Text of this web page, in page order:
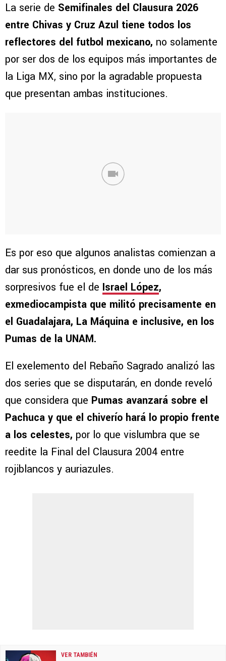
La serie de Semifinales del Clausura 2026
entre Chivas y Cruz Azul tiene todos los
reflectores del futbol mexicano, no solamente
por ser dos de los equipos más importantes de
la Liga MX, sino por la agradable propuesta
que presentan ambas instituciones.
Es por eso que algunos analistas comienzan a
dar sus pronósticos, en donde uno de los más
sorpresivos fue el de Israel López,
exmediocampista que militó precisamente en
el Guadalajara, La Máquina e inclusive, en los
Pumas de la UNAM.
El exelemento del Rebaño Sagrado analizó las
dos series que se disputarán, en donde reveló
que considera que Pumas avanzará sobre el
Pachuca y que el chiverío hará lo propio frente
a los celestes, por lo que vislumbra que se
reedite la Final del Clausura 2004 entre
rojiblancos y auriazules.
VER TAMBIÉN